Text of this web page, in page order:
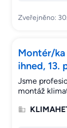
Zveřejněno:
Montér/
ihned, 13.
Jsme
montáž